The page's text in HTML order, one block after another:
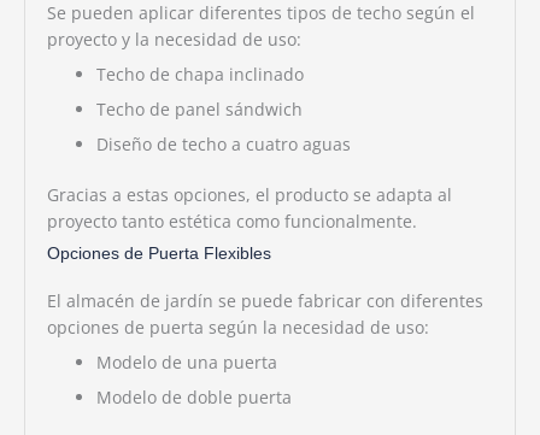
Se pueden aplicar diferentes tipos de techo según el
proyecto y la necesidad de uso:
Techo de chapa inclinado
Techo de panel sándwich
Diseño de techo a cuatro aguas
Gracias a estas opciones, el producto se adapta al
proyecto tanto estética como funcionalmente.
Opciones de Puerta Flexibles
El almacén de jardín se puede fabricar con diferentes
opciones de puerta según la necesidad de uso:
Modelo de una puerta
Modelo de doble puerta